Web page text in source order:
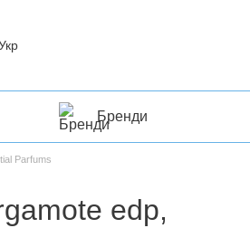
Бренди
Parfums
edp,